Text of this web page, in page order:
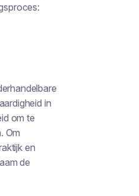
in
om te
Om
en
de